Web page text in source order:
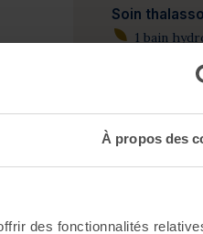
À propos des
des fonctionnalités
ce
de
Soin thalasso
1 bain
+ 1 déjeuner 3
Hors
* Parmi notre
Tous les